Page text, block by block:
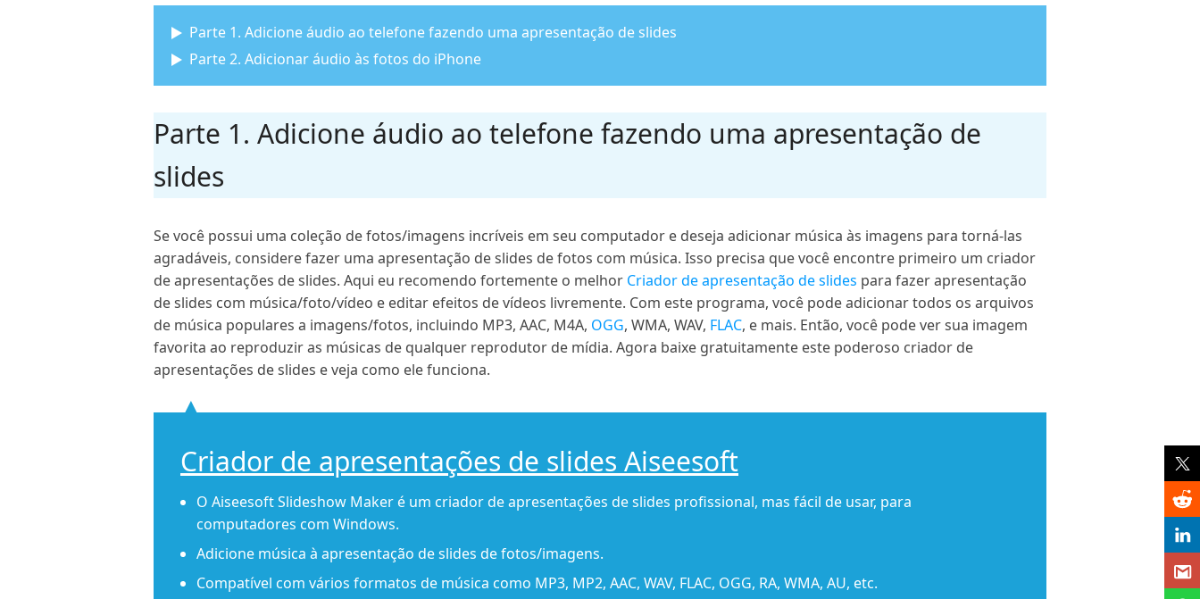
Parte 1. Adicione áudio ao telefone fazendo uma apresentação de slides
Parte 2. Adicionar áudio às fotos do iPhone
Parte 1. Adicione áudio ao telefone fazendo uma apresentação de
slides
Se você possui uma coleção de fotos/imagens incríveis em seu computador e deseja adicionar música às imagens para torná-las
agradáveis, considere fazer uma apresentação de slides de fotos com música. Isso precisa que você encontre primeiro um criador
de apresentações de slides. Aqui eu recomendo fortemente o melhor Criador de apresentação de slides para fazer apresentação
de slides com música/foto/vídeo e editar efeitos de vídeos livremente. Com este programa, você pode adicionar todos os arquivos
de música populares a imagens/fotos, incluindo MP3, AAC, M4A, OGG, WMA, WAV, FLAC, e mais. Então, você pode ver sua imagem
favorita ao reproduzir as músicas de qualquer reprodutor de mídia. Agora baixe gratuitamente este poderoso criador de
apresentações de slides e veja como ele funciona.
Criador de apresentações de slides Aiseesoft
O Aiseesoft Slideshow Maker é um criador de apresentações de slides profissional, mas fácil de usar, para
computadores com Windows.
Adicione música à apresentação de slides de fotos/imagens.
Compatível com vários formatos de música como MP3, MP2, AAC, WAV, FLAC, OGG, RA, WMA, AU, etc.